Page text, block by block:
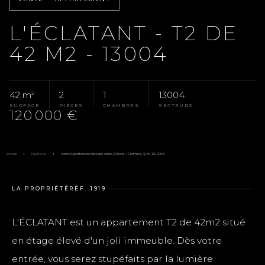
L'ÉCLATANT - T2 DE
42 M2 - 13004
42 m²
SURFACE
2
PIÈCES
1
CHAMBRES
13004
SECTEURS
120 000 €
Accueil Pays D'Aix Vente Appartement Marseille 4ème, 2 Pièces, 1 Chambre, 42 M², 120 000 €
LA PROPRIÉTÉ RÉF. 1919
L'ÉCLATANT est un appartement T2 de 42m2 situé
en étage élevé d'un joli immeuble. Dès votre
entrée, vous serez stupéfaits par la lumière